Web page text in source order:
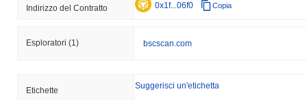
Indirizzo del Contratto 0x1f...06f0 Copia
Esploratori (1) bscscan.com
Etichette Suggerisci un'etichetta